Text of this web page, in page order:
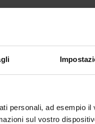
personali, ad esempio
sul vostro